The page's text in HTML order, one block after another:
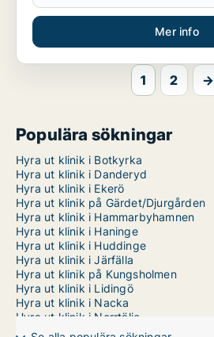
Mer info
1 2 →
Populära sökningar
Hyra ut klinik i Botkyrka
Hyra ut klinik i Danderyd
Hyra ut klinik i Ekerö
Hyra ut klinik på Gärdet/Djurgården
Hyra ut klinik i Hammarbyhamnen
Hyra ut klinik i Haninge
Hyra ut klinik i Huddinge
Hyra ut klinik i Järfälla
Hyra ut klinik på Kungsholmen
Hyra ut klinik i Lidingö
Hyra ut klinik i Nacka
Hyra ut klinik i Norrtälje
Hyra ut klinik i Nykvarn